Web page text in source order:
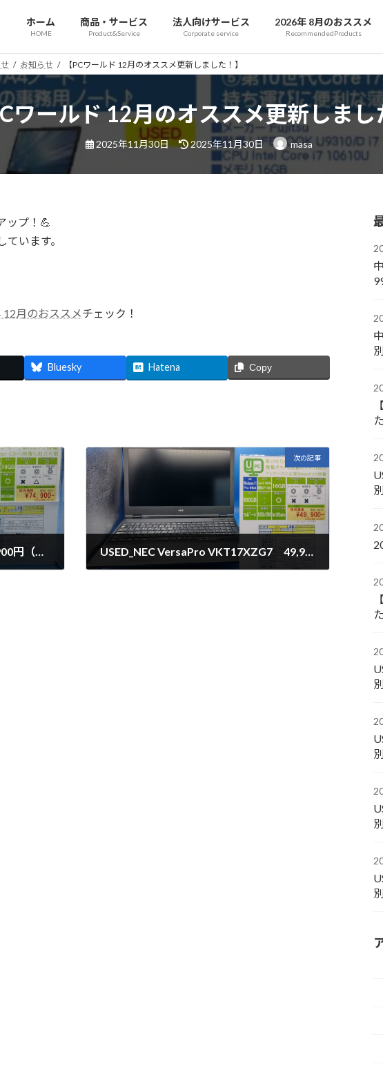
ホーム
HOME
商品・サービス
Product&Service
法人向けサービス
Corporate service
2026年 8月のおススメ
RecommendedProducts
お知らせ 【PCワールド 12月のオススメ更新しました！】
ワールド 12月のオススメ更新しまし
2025年11月30日
最
終
日
2025年11月30日 masa
ップ！💪
います。
12月のおススメチェック！
Bluesky Hatena Copy
USED_HP ProBook 450 G9 74,900円（税別）
次の記事
USED_NEC VersaPro VKT17XZG7 49,900円（税別）